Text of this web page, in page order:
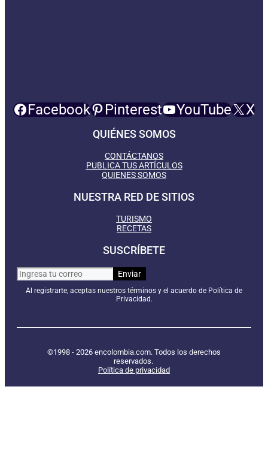
Facebook Pinterest YouTube X
QUIÉNES SOMOS
CONTÁCTANOS
PUBLICA TUS ARTÍCULOS
QUIENES SOMOS
NUESTRA RED DE SITIOS
TURISMO
RECETAS
SUSCRÍBETE
Al registrarte, aceptas nuestros términos y el acuerdo de Política de
Privacidad.
©1998 - 2026 encolombia.com. Todos los derechos
reservados.
Política de privacidad